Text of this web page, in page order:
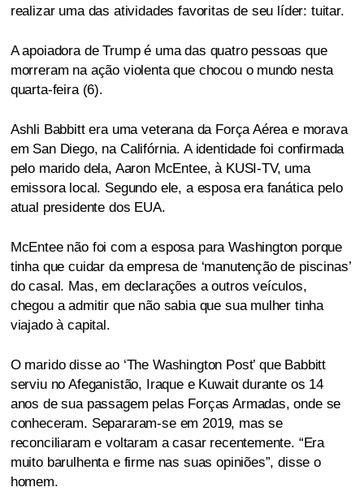
realizar uma das atividades favoritas de seu líder: tuitar.
A apoiadora de Trump é uma das quatro pessoas que
morreram na ação violenta que chocou o mundo nesta
quarta-feira (6).
Ashli Babbitt era uma veterana da Força Aérea e morava
em San Diego, na Califórnia. A identidade foi confirmada
pelo marido dela, Aaron McEntee, à KUSI-TV, uma
emissora local. Segundo ele, a esposa era fanática pelo
atual presidente dos EUA.
McEntee não foi com a esposa para Washington porque
tinha que cuidar da empresa de ‘manutenção de piscinas’
do casal. Mas, em declarações a outros veículos,
chegou a admitir que não sabia que sua mulher tinha
viajado à capital.
O marido disse ao ‘The Washington Post’ que Babbitt
serviu no Afeganistão, Iraque e Kuwait durante os 14
anos de sua passagem pelas Forças Armadas, onde se
conheceram. Separaram-se em 2019, mas se
reconciliaram e voltaram a casar recentemente. “Era
muito barulhenta e firme nas suas opiniões”, disse o
homem.